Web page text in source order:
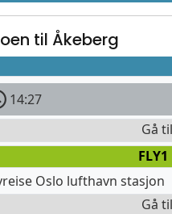
til Åkeberg
14:27
Gå
Oslo lufthavn stasjon
Gå